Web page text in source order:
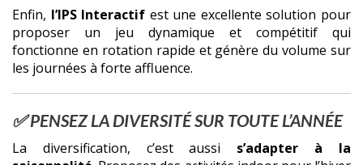
Enfin, l’IPS Interactif est une excellente solution pour
proposer un jeu dynamique et compétitif qui
fonctionne en rotation rapide et génère du volume sur
les journées à forte affluence.
✅ PENSEZ LA DIVERSITÉ SUR TOUTE L’ANNÉE
La diversification, c’est aussi s’adapter à la